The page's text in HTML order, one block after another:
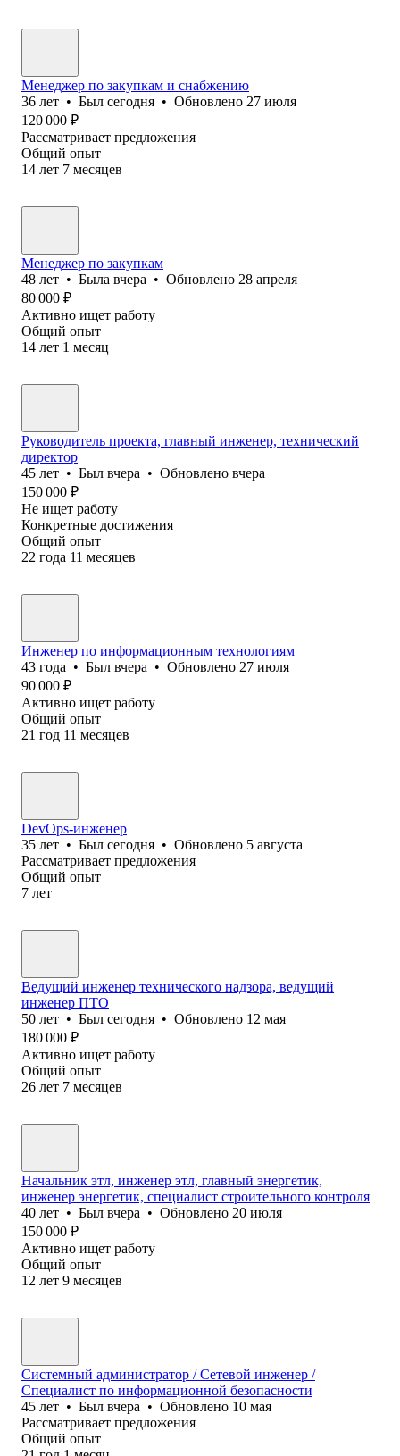
Менеджер по закупкам и снабжению
36 лет • Был сегодня • Обновлено 27 июля
120 000 ₽
Рассматривает предложения
Общий опыт
14 лет 7 месяцев
Менеджер по закупкам
48 лет • Была вчера • Обновлено 28 апреля
80 000 ₽
Активно ищет работу
Общий опыт
14 лет 1 месяц
Руководитель проекта, главный инженер, технический
директор
45 лет • Был вчера • Обновлено вчера
150 000 ₽
Не ищет работу
Конкретные достижения
Общий опыт
22 года 11 месяцев
Инженер по информационным технологиям
43 года • Был вчера • Обновлено 27 июля
90 000 ₽
Активно ищет работу
Общий опыт
21 год 11 месяцев
DevOps-инженер
35 лет • Был сегодня • Обновлено 5 августа
Рассматривает предложения
Общий опыт
7 лет
Ведущий инженер технического надзора, ведущий
инженер ПТО
50 лет • Был сегодня • Обновлено 12 мая
180 000 ₽
Активно ищет работу
Общий опыт
26 лет 7 месяцев
Начальник этл, инженер этл, главный энергетик,
инженер энергетик, специалист строительного контроля
40 лет • Был вчера • Обновлено 20 июля
150 000 ₽
Активно ищет работу
Общий опыт
12 лет 9 месяцев
Системный администратор / Сетевой инженер /
Специалист по информационной безопасности
45 лет • Был вчера • Обновлено 10 мая
Рассматривает предложения
Общий опыт